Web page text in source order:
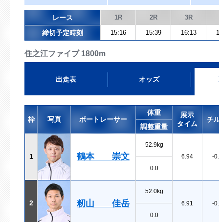
レース 1R 2R 3R
締切予定時刻 15:16 15:39 16:13
住之江ファイブ 1800m
出走表 オッズ
枠 写真 ボートレーサー
体重
展示
タイム
チ
調整重量
1 鶴本 崇文
52.9kg
6.94
-
0.0
2 籾山 佳岳
52.0kg
6.91
-
0.0